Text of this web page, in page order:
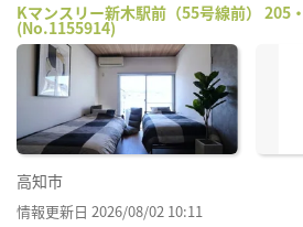
Kマンスリー新木駅前（55号線前） 205
(No.1155914)
高知市
情報更新日 2026/08/02 10:11